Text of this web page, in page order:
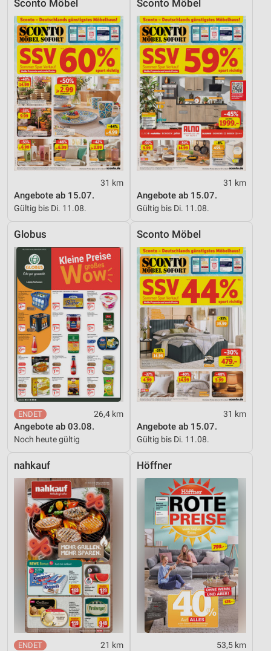
Sconto Möbel
31 km
Angebote ab 15.07.
Gültig bis Di. 11.08.
Sconto Möbel
31 km
Angebote ab 15.07.
Gültig bis Di. 11.08.
Globus
26,4 km
Angebote ab 03.08.
Noch heute gültig
Sconto Möbel
31 km
Angebote ab 15.07.
Gültig bis Di. 11.08.
nahkauf
21 km
Höffner
53,5 km